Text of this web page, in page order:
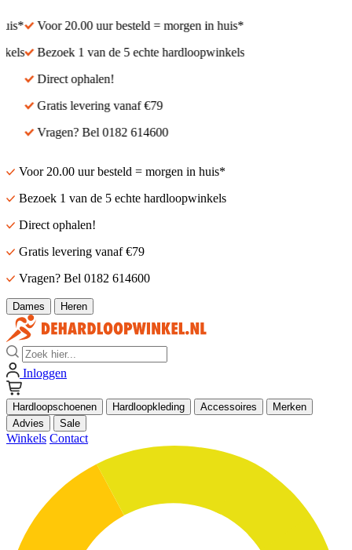
Voor 20.00 uur besteld = morgen in huis*
Bezoek 1 van de 5 echte hardloopwinkels
Direct ophalen!
Gratis levering vanaf €79
Vragen? Bel 0182 614600
Voor 20.00 uur besteld = morgen in huis*
Bezoek 1 van de 5 echte hardloopwinkels
Direct ophalen!
Gratis levering vanaf €79
Vragen? Bel 0182 614600
Dames Heren
Zoek
Inloggen
Hardloopschoenen Hardloopkleding Accessoires
Merken
Advies
Sale
Winkels Contact